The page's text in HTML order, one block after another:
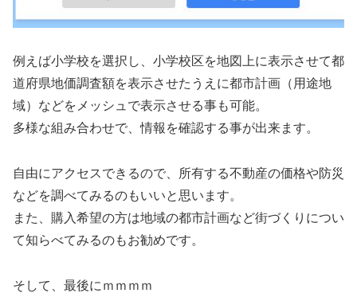
例えば小学校を選択し、小学校区を地図上に表示させて都
道府県地価調査額を表示させたうえに都市計画（用途地
域）などをメッシュで表示させる事も可能。
多様な組み合わせで、情報を確認する事が出来ます。
自由にアクセスできるので、所有する不動産の価格や防災
などを調べてみるのもいいと思います。
また、購入希望の方は地域の都市計画など街づくりについ
て知らべてみるのもお勧めです。
そして、最後にｍｍｍｍ